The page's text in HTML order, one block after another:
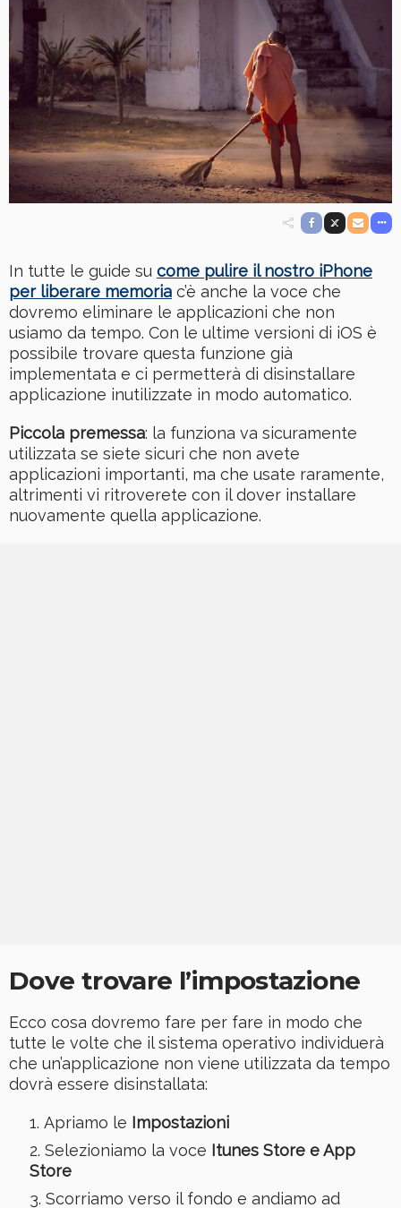
In tutte le guide su come pulire il nostro iPhone
per liberare memoria c’è anche la voce che
dovremo eliminare le applicazioni che non
usiamo da tempo. Con le ultime versioni di iOS è
possibile trovare questa funzione già
implementata e ci permetterà di disinstallare
applicazione inutilizzate in modo automatico.
Piccola premessa: la funziona va sicuramente
utilizzata se siete sicuri che non avete
applicazioni importanti, ma che usate raramente,
altrimenti vi ritroverete con il dover installare
nuovamente quella applicazione.
Dove trovare l’impostazione
Ecco cosa dovremo fare per fare in modo che
tutte le volte che il sistema operativo individuerà
che un’applicazione non viene utilizzata da tempo
dovrà essere disinstallata:
Apriamo le Impostazioni
Selezioniamo la voce Itunes Store e App
Store
Scorriamo verso il fondo e andiamo ad